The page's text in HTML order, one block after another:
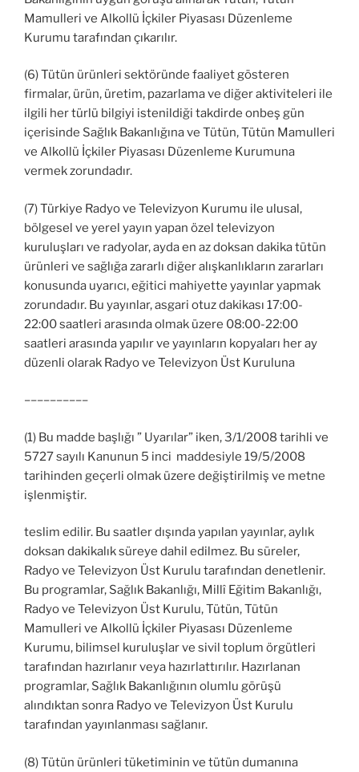
Mamulleri ve Alkollü İçkiler Piyasası Düzenleme
Kurumu tarafından çıkarılır.
(6) Tütün ürünleri sektöründe faaliyet gösteren
firmalar, ürün, üretim, pazarlama ve diğer aktiviteleri ile
ilgili her türlü bilgiyi istenildiği takdirde onbeş gün
içerisinde Sağlık Bakanlığına ve Tütün, Tütün Mamulleri
ve Alkollü İçkiler Piyasası Düzenleme Kurumuna
vermek zorundadır.
(7) Türkiye Radyo ve Televizyon Kurumu ile ulusal,
bölgesel ve yerel yayın yapan özel televizyon
kuruluşları ve radyolar, ayda en az doksan dakika tütün
ürünleri ve sağlığa zararlı diğer alışkanlıkların zararları
konusunda uyarıcı, eğitici mahiyette yayınlar yapmak
zorundadır. Bu yayınlar, asgari otuz dakikası 17:00-
22:00 saatleri arasında olmak üzere 08:00-22:00
saatleri arasında yapılır ve yayınların kopyaları her ay
düzenli olarak Radyo ve Televizyon Üst Kuruluna
––––––––––
(1) Bu madde başlığı ” Uyarılar” iken, 3/1/2008 tarihli ve
5727 sayılı Kanunun 5 inci maddesiyle 19/5/2008
tarihinden geçerli olmak üzere değiştirilmiş ve metne
işlenmiştir.
teslim edilir. Bu saatler dışında yapılan yayınlar, aylık
doksan dakikalık süreye dahil edilmez. Bu süreler,
Radyo ve Televizyon Üst Kurulu tarafından denetlenir.
Bu programlar, Sağlık Bakanlığı, Millî Eğitim Bakanlığı,
Radyo ve Televizyon Üst Kurulu, Tütün, Tütün
Mamulleri ve Alkollü İçkiler Piyasası Düzenleme
Kurumu, bilimsel kuruluşlar ve sivil toplum örgütleri
tarafından hazırlanır veya hazırlattırılır. Hazırlanan
programlar, Sağlık Bakanlığının olumlu görüşü
alındıktan sonra Radyo ve Televizyon Üst Kurulu
tarafından yayınlanması sağlanır.
(8) Tütün ürünleri tüketiminin ve tütün dumanına